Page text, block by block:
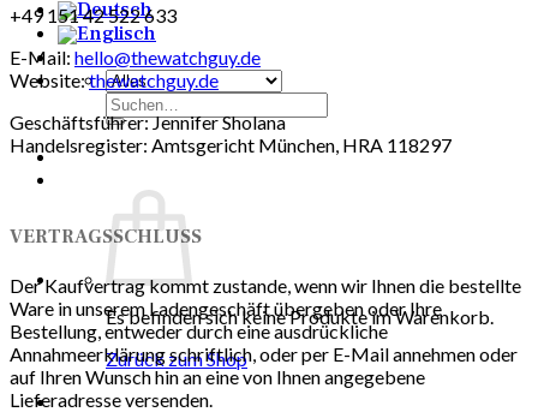
Suchen
nach:
Es befinden sich keine Produkte im Warenkorb.
Zurück zum Shop
+49 151 42 522 633
E-Mail: hello@thewatchguy.de
Website:thewatchguy.de
Geschäftsführer: Jennifer Sholana
Handelsregister: Amtsgericht München, HRA 118297
VERTRAGSSCHLUSS
Der Kaufvertrag kommt zustande, wenn wir Ihnen die bestellte
Ware in unserem Ladengeschäft übergeben oder Ihre
Bestellung, entweder durch eine ausdrückliche
Annahmeerklärung schriftlich, oder per E-Mail annehmen oder
auf Ihren Wunsch hin an eine von Ihnen angegebene
Lieferadresse versenden.